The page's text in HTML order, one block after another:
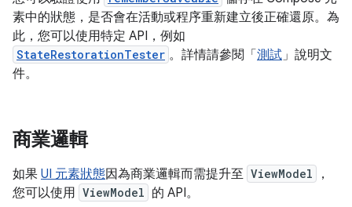
素中的狀態，是否會在活動或程序重新建立後正確還原。為
此，您可以使用特定 API，例如
StateRestorationTester 。詳情請參閱「 測試」說明文
件。
商業邏輯
如果 UI 元素狀態因為商業邏輯而需提升至 ViewModel
，
您可以使用 ViewModel 的 API。